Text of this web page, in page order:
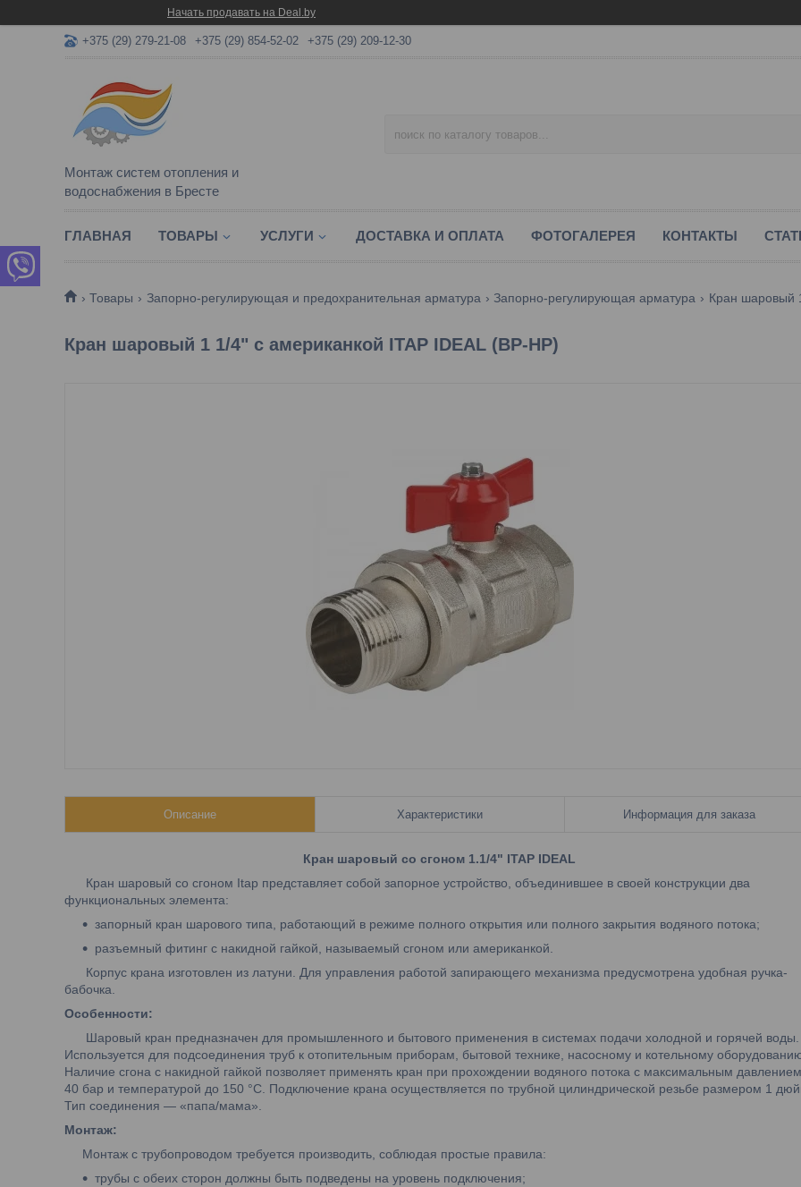
Начать продавать на Deal.by
+375 (29) 279-21-08 +375 (29) 854-52-02 +375 (29) 209-12-30
Монтаж систем отопления и
водоснабжения в Бресте
ГЛАВНАЯ ТОВАРЫ УСЛУГИ ДОСТАВКА И ОПЛАТА ФОТОГАЛЕРЕЯ КОНТАКТЫ
Товары Запорно-регулирующая и предохранительная арматура Запорно-регулирующая арматура Кран шаровый
Кран шаровый 1 1/4" с американкой ITAP IDEAL (ВР-НР)
Описание Характеристики Информация для заказа
Кран шаровый со сгоном 1.1/4" ITAP IDEAL
Кран шаровый со сгоном Itap представляет собой запорное устройство, объединившее в своей конструкции два
функциональных элемента:
запорный кран шарового типа, работающий в режиме полного открытия или полного закрытия водяного потока;
разъемный фитинг с накидной гайкой, называемый сгоном или американкой.
Корпус крана изготовлен из латуни. Для управления работой запирающего механизма предусмотрена удобная ручка-
бабочка.
Особенности:
Шаровый кран предназначен для промышленного и бытового применения в системах подачи холодной и горячей воды.
Используется для подсоединения труб к отопительным приборам, бытовой технике, насосному и котельному
Наличие сгона с накидной гайкой позволяет применять кран при прохождении водяного потока с максимальным давлением
40 бар и температурой до 150 °C. Подключение крана осуществляется по трубной цилиндрической резьбе размером 1
Тип соединения — «папа/мама».
Монтаж:
Монтаж с трубопроводом требуется производить, соблюдая простые правила:
трубы с обеих сторон должны быть подведены на уровень подключения;